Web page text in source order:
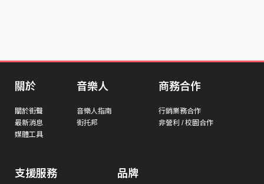
關於
關於街聲
最新消息
媒體工具
音樂人
音樂人指南
街托邦
商務合作
行銷業務合作
非營利 / 校園合作
支援服務 品牌